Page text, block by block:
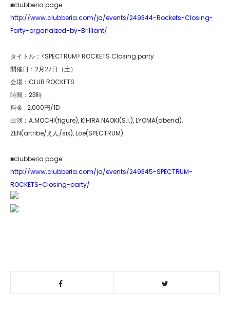
■clubberia page
http://www.clubberia.com/ja/events/249344-Rockets-Closing-
Party-organaized-by-Brilliant/
タイトル：<SPECTRUM> ROCKETS Closing party
開催日：2月27日（土）
会場：CLUB ROCKETS
時間：23時
料金 : 2,000円/1D
出演：A.MOCHI(figure), KIHIRA NAOKI(S.I.), LYOMA(abend),
ZEN(artribe/えん/six), Loe(SPECTRUM)
■clubberia page
http://www.clubberia.com/ja/events/249345-SPECTRUM-
ROCKETS-Closing-party/